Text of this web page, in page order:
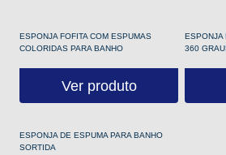
ESPONJA FOFITA COM ESPUMAS
COLORIDAS PARA BANHO
Ver produto
ESPONJA
360
ESPONJA DE ESPUMA PARA BANHO
SORTIDA